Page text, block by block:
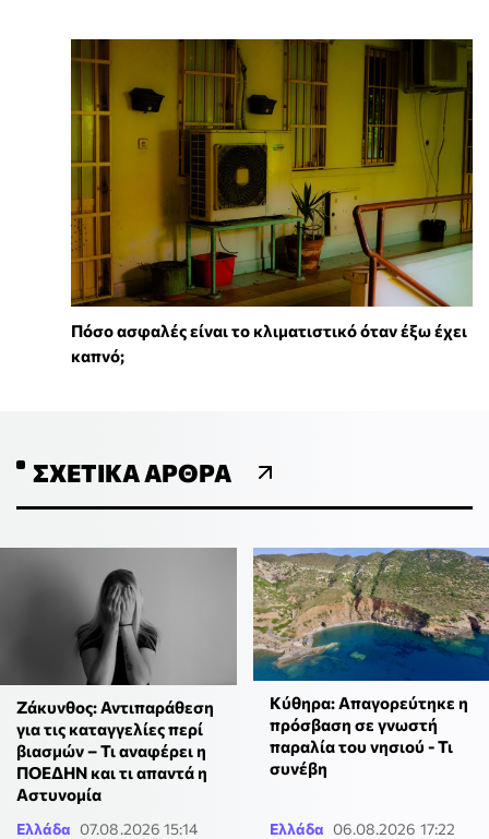
Πόσο ασφαλές είναι το κλιματιστικό όταν έξω έχει
καπνό;
ΣΧΕΤΙΚΆ ΆΡΘΡΑ
Ζάκυνθος: Αντιπαράθεση
για τις καταγγελίες περί
βιασμών – Τι αναφέρει η
ΠΟΕΔΗΝ και τι απαντά η
Αστυνομία
Ελλάδα 07.08.2026 15:14
Κύθηρα: Απαγορεύτηκε η
πρόσβαση σε γνωστή
παραλία του νησιού - Τι
συνέβη
Ελλάδα 06.08.2026 17:22